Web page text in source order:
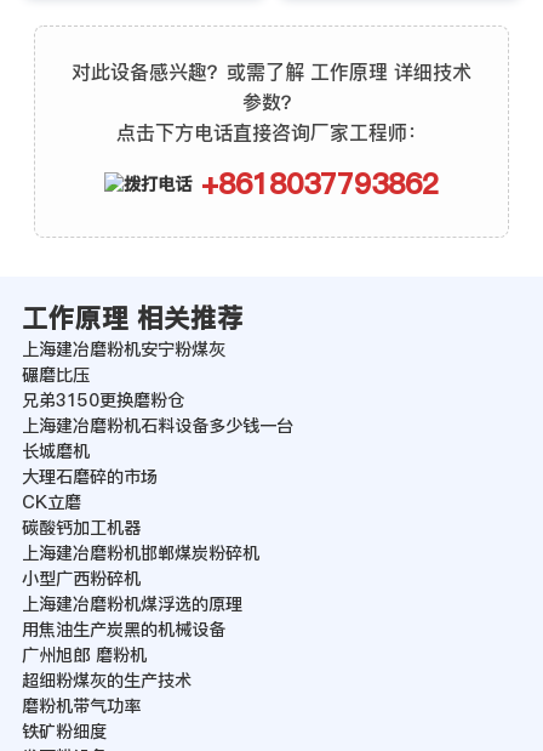
对此设备感兴趣？或需了解 工作原理 详细技术
参数？
点击下方电话直接咨询厂家工程师：
+8618037793862
工作原理 相关推荐
上海建冶磨粉机安宁粉煤灰
碾磨比压
兄弟3150更换磨粉仓
上海建冶磨粉机石料设备多少钱一台
长城磨机
大理石磨碎的市场
CK立磨
碳酸钙加工机器
上海建冶磨粉机邯郸煤炭粉碎机
小型广西粉碎机
上海建冶磨粉机煤浮选的原理
用焦油生产炭黑的机械设备
广州旭郎 磨粉机
超细粉煤灰的生产技术
磨粉机带气功率
铁矿粉细度